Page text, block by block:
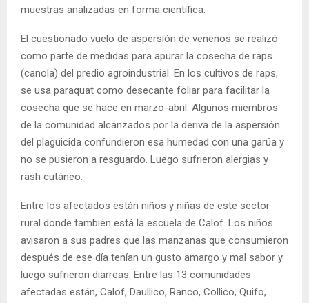
muestras analizadas en forma científica.
El cuestionado vuelo de aspersión de venenos se realizó
como parte de medidas para apurar la cosecha de raps
(canola) del predio agroindustrial. En los cultivos de raps,
se usa paraquat como desecante foliar para facilitar la
cosecha que se hace en marzo-abril. Algunos miembros
de la comunidad alcanzados por la deriva de la aspersión
del plaguicida confundieron esa humedad con una garúa y
no se pusieron a resguardo. Luego sufrieron alergias y
rash cutáneo.
Entre los afectados están niños y niñas de este sector
rural donde también está la escuela de Calof. Los niños
avisaron a sus padres que las manzanas que consumieron
después de ese día tenían un gusto amargo y mal sabor y
luego sufrieron diarreas. Entre las 13 comunidades
afectadas están, Calof, Daullico, Ranco, Collico, Quifo,